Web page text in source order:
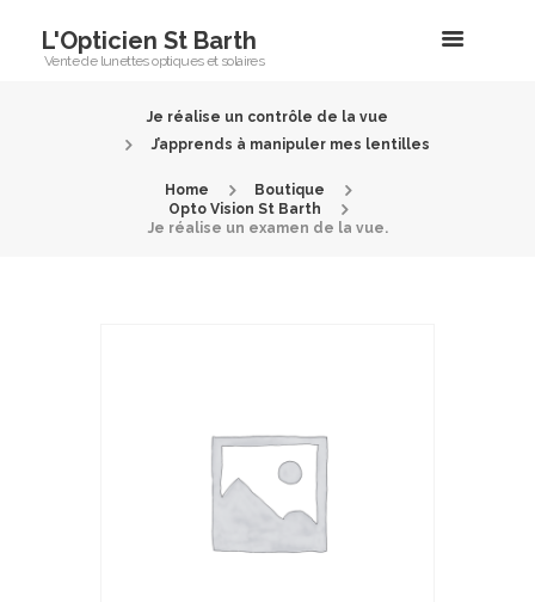
L'Opticien St Barth
Vente de lunettes optiques et solaires
Je réalise un contrôle de la vue
J’apprends à manipuler mes lentilles
Home
Boutique
Opto Vision St Barth
Je réalise un examen de la vue.